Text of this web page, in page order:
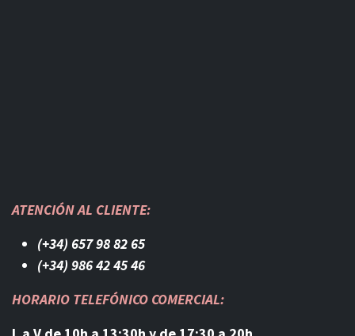
ATENCIÓN AL CLIENTE:
(+34) 657 98 82 65
(+34) 986 42 45 46​
HORARIO TELEFÓNICO COMERCIAL: